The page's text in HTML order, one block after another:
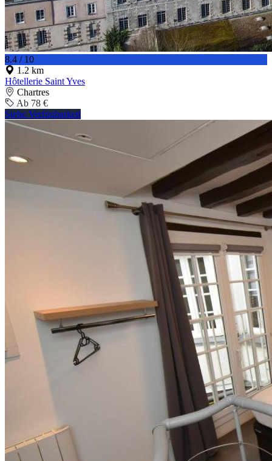
8.4 / 10
1.2 km
Hôtellerie Saint Yves
Chartres
Ab 78 €
Siehe Verfügbarkeit